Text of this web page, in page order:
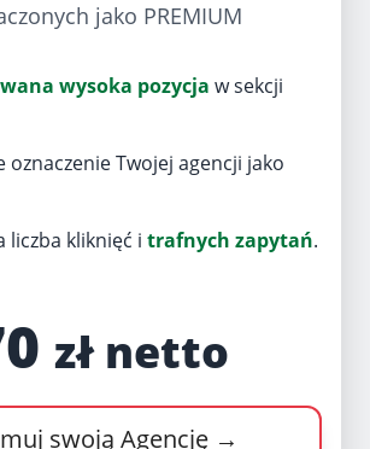
jako PREMIUM
wysoka pozycja w sekcji
oznaczenie Twojej agencji jako
liczba kliknięć i trafnych zapytań.
zł netto
swoją Agencję →